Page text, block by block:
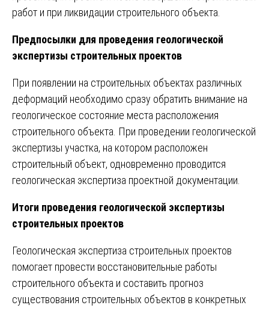
работ и при ликвидации строительного объекта.
Предпосылки для проведения геологической
экспертизы строительных проектов
При появлении на строительных объектах различных
деформаций необходимо сразу обратить внимание на
геологическое состояние места расположения
строительного объекта. При проведении геологической
экспертизы участка, на котором расположен
строительный объект, одновременно проводится
геологическая экспертиза проектной документации.
Итоги проведения геологической экспертизы
строительных проектов
Геологическая экспертиза строительных проектов
помогает провести восстановительные работы
строительного объекта и составить прогноз
существования строительных объектов в конкретных